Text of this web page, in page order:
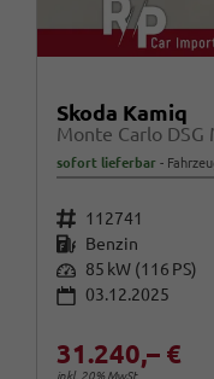
Skoda Kamiq
sofort lieferbar
Fahrzeugnr. 112741
Kraftstoff Benzin
Leistung 85 kW (116 PS)
03.12.2025
31.240,– €
inkl. 20% MwSt.